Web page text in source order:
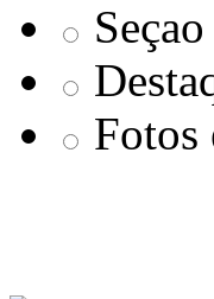
Fotos